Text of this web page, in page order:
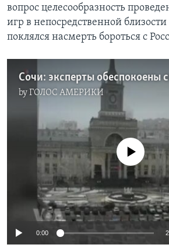
вопрос целесообразность
игр в непосредственной близости
поклялся насмерть бороться с
byГОЛОС АМЕРИКИ
No media source
0:00